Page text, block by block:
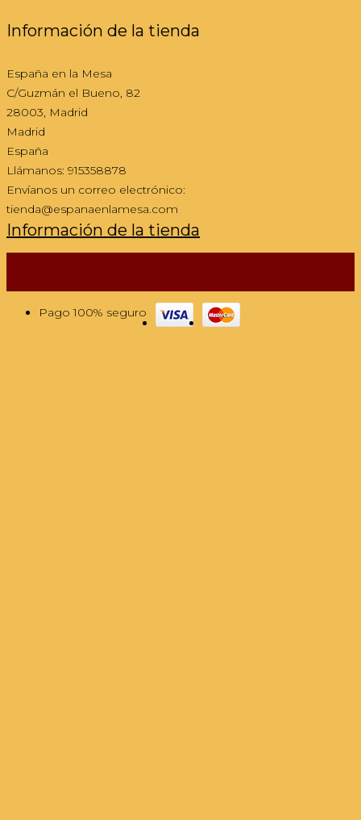
Información de la tienda
España en la Mesa
C/Guzmán el Bueno, 82
28003, Madrid
Madrid
España
Llámanos: 915358878
Envíanos un correo electrónico:
tienda@espanaenlamesa.com
Información de la tienda
Pago 100% seguro